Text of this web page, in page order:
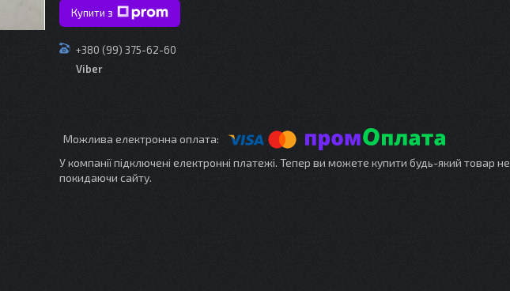
Купити з
+380 (99) 375-62-60
Viber
У компанії підключені електронні платежі. Тепер ви можете купити будь-який товар не
покидаючи сайту.